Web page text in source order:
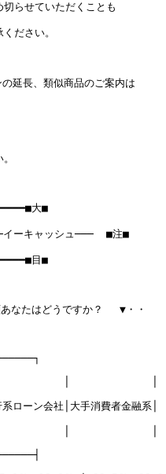
らせていただくことも
ださい。
延長、類似商品のご案内は
大■
イーキャッシュ───  ■注■
目■
なたはどうですか？ 　▼・・
ローン会社│大手消費者金融系│